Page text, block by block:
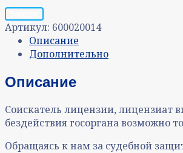
Артикул: 600020014
Описание
Дополнительно
Описание
Соискатель лицензии, лицензиат
бездействия госоргана возможно
Обращаясь к нам за судебной